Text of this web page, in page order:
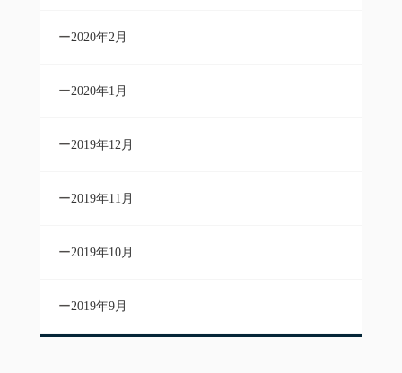
2020年2月
2020年1月
2019年12月
2019年11月
2019年10月
2019年9月